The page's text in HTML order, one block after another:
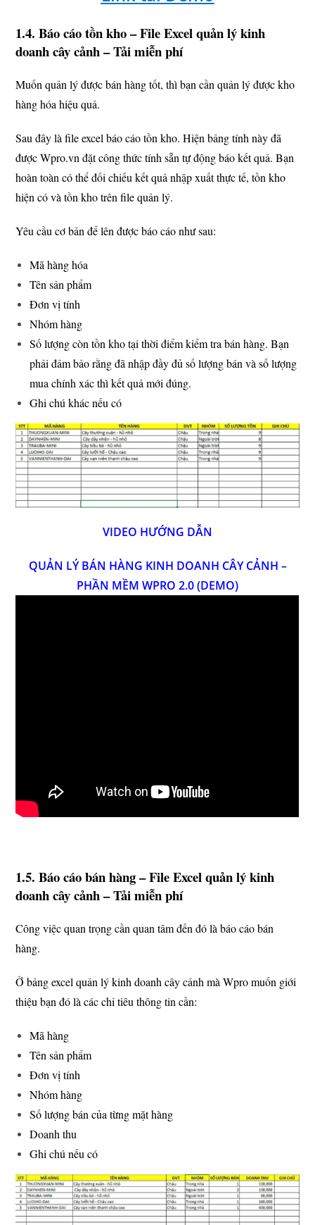
1.4. Báo cáo tồn kho – File Excel quản lý kinh
doanh cây cảnh – Tải miễn phí
Muốn quản lý được bán hàng tốt, thì bạn cần quản lý được kho
hàng hóa hiệu quả.
Sau đây là file excel báo cáo tồn kho. Hiện bảng tính này đã
được Wpro.vn đặt công thức tính sẵn tự động báo kết quả. Bạn
hoàn toàn có thể đối chiếu kết quả nhập xuất thực tế, tồn kho
hiện có và tồn kho trên file quản lý.
Yêu cầu cơ bản để lên được báo cáo như sau:
Mã hàng hóa
Tên sản phẩm
Đơn vị tính
Nhóm hàng
Số lượng còn tồn kho tại thời điểm kiểm tra bán hàng. Bạn
phải đảm bảo rằng đã nhập đầy đủ số lượng bán và số lượng
mua chính xác thì kết quả mới đúng.
Ghi chú khác nếu có
VIDEO HƯỚNG DẪN
QUẢN LÝ BÁN HÀNG KINH DOANH CÂY CẢNH –
PHẦN MỀM WPRO 2.0 (DEMO)
1.5. Báo cáo bán hàng – File Excel quản lý kinh
doanh cây cảnh – Tải miễn phí
Công việc quan trọng cần quan tâm đến đó là báo cáo bán
hàng.
Ở bảng excel quản lý kinh doanh cây cảnh mà Wpro muốn giới
thiệu bạn đó là các chỉ tiêu thông tin cần:
Mã hàng
Tên sản phẩm
Đơn vị tính
Nhóm hàng
Số lượng bán của từng mặt hàng
Doanh thu
Ghi chú nếu có